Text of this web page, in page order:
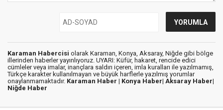
Karaman Habercisi olarak Karaman, Konya, Aksaray, Niğde gibi bölge
illerinden haberler yayınlıyoruz. UYARI: Küfür, hakaret, rencide edici
cümleler veya imalar, inançlara saldırı içeren, imla kuralları ile yazılmamış,
Türkçe karakter kullanılmayan ve büyük harflerle yazılmış yorumlar
onaylanmamaktadır. Karaman Haber | Konya Haber| Aksaray Haber|
Niğde Haber